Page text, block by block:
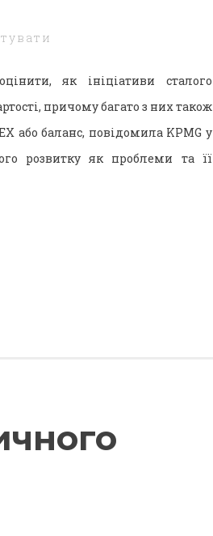
як ініціативи сталого
причому багато з них також
або баланс, повідомила KPMG у
розвитку як проблеми та її